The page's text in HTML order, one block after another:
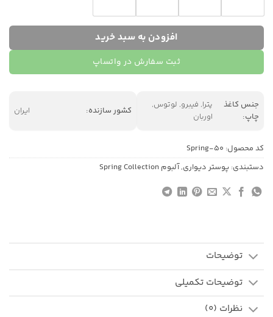
افزودن به سبد خرید
ثبت سفارش در واتساپ
جنس کاغذ
چاپ:
پترا, فیبرو, لوتوس,
اوربان
کشور سازنده: ایران
کد محصول: Spring-50
دستبندی: پوستر دیواری,آلبوم Spring Collection
توضیحات
توضیحات تکمیلی
نظرات (0)